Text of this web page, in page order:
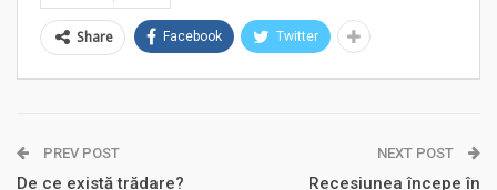
Share Facebook Twitter
PREV POST
De ce există trădare?
NEXT POST
Recesiunea începe în